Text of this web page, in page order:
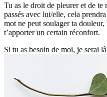
Tu as le droit de pleurer et de te
passés avec lui/elle, cela
mot ne peut soulager ta douleur,
t’apporter un certain réconfort.
Si tu as besoin de moi, je serai là